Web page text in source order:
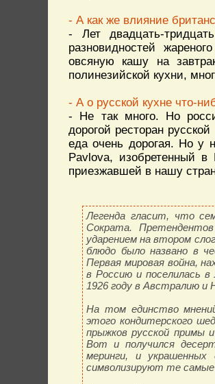
- А как же влияние
- Лет двадцать-
разновидностей
овсяную кашу на
полинезийской кухни,
- А о русской кухне что-
- Не так много. Но
дорогой ресторан
еда очень дорогая. Но у
Pavlova, изобретенный
приезжавшей в нашу
Легенда гласит, что
Сократа.
ударением на втором
блюдо было названо в
Первая мировая война,
в Россию и поселилась
1926 году в Австралию и
На том единство
этого кондитерского
прыжков русской примы
Вот и получился
меринги, и украшенных
символизируют те самые